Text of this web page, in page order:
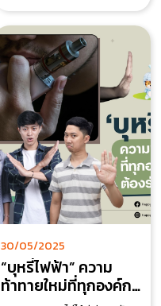
ศักดิ์ศรีความเป็นม
30/05/2025
“บุหรี่ไฟฟ้า” ความ
ท้าทายใหม่ที่ทุกองค์กร